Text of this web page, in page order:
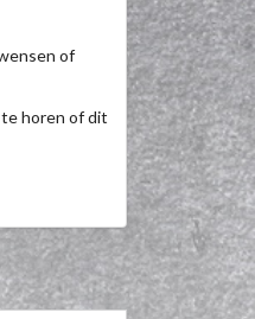
of
horen of dit